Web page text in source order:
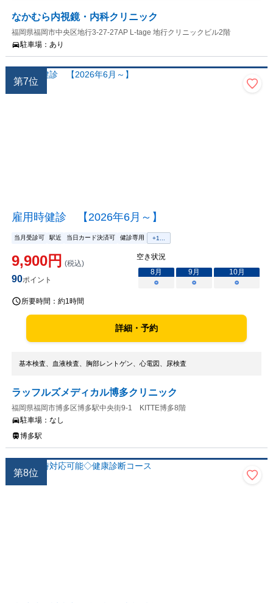
なかむら内視鏡・内科クリニック
福岡県福岡市中央区地行3-27-27AP L-tage 地行クリニックビル2階
駐車場： あり
第7位
雇用時健診 【2026年6月～】
当月受診可 駅近 当日カード決済可 健診専用 +1...
9,900円 (税込)
90ポイント
空き状況
8月 9月 10月
○
○ ○
所要時間： 約1時間
詳細・予約
基本検査、血液検査、胸部レントゲン、心電図、尿検査
ラッフルズメディカル博多クリニック
福岡県福岡市博多区博多駅中央街9-1 KITTE博多8階
駐車場： なし
博多駅
第8位